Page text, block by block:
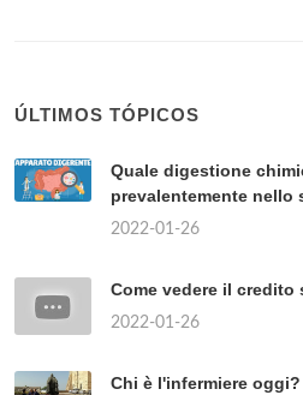
ÚLTIMOS TÓPICOS
Quale digestione
prevalentemente nello
2022-01-26
Come vedere il credito
2022-01-26
Chi è l'infermiere oggi?